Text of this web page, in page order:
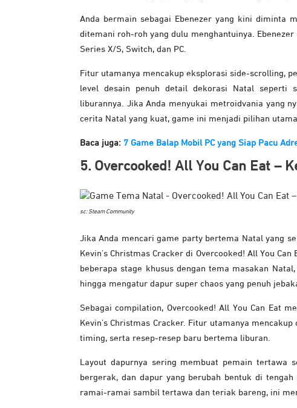
Anda bermain sebagai Ebenezer yang kini diminta
ditemani roh-roh yang dulu menghantuinya. Ebenezer
Series X/S, Switch, dan PC.
Fitur utamanya mencakup eksplorasi side-scrolling,
level desain penuh detail dekorasi Natal seperti
liburannya. Jika Anda menyukai metroidvania yang
cerita Natal yang kuat, game ini menjadi pilihan utama.
Baca juga: 7 Game Balap Mobil PC yang Siap Pacu
5. Overcooked! All You Can Eat –
sc: Steam Community
Jika Anda mencari game party bertema Natal yang
Kevin’s Christmas Cracker di Overcooked! All You
beberapa stage khusus dengan tema masakan
hingga mengatur dapur super chaos yang penuh
Sebagai compilation, Overcooked! All You Can Eat
Kevin’s Christmas Cracker. Fitur utamanya
timing, serta resep-resep baru bertema liburan.
Layout dapurnya sering membuat pemain tertawa
bergerak, dan dapur yang berubah bentuk di
ramai-ramai sambil tertawa dan teriak bareng, ini